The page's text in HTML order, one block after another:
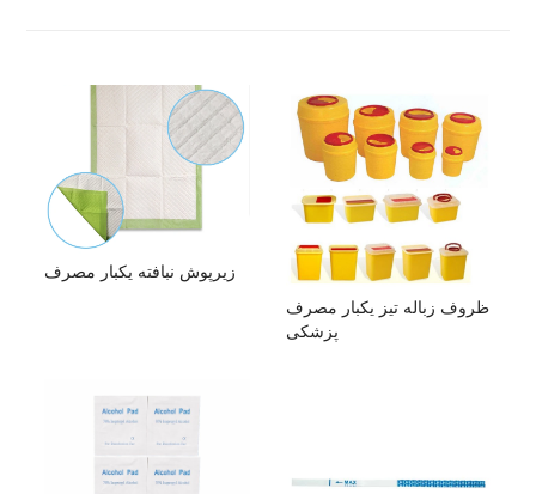
زیرپوش نبافته یکبار مصرف
ظروف زباله تیز یکبار مصرف
پزشکی